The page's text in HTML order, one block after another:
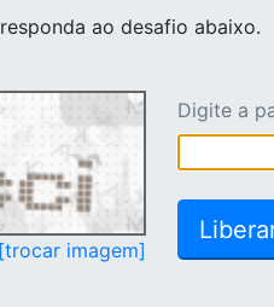
ao desafio abaixo.
[trocar imagem]
Digite a